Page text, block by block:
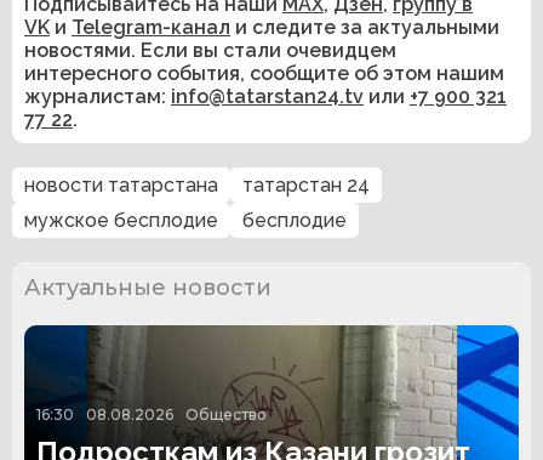
VK и Telegram-канал и следите за актуальными
новостями. Если вы стали очевидцем
интересного события, сообщите об этом нашим
журналистам: info@tatarstan24.tv или +7 900 321
77 22.
новости татарстана
татарстан 24
мужское бесплодие
бесплодие
Актуальные новости
16:30 08.08.2026 Общество
Подросткам из Казани грозит